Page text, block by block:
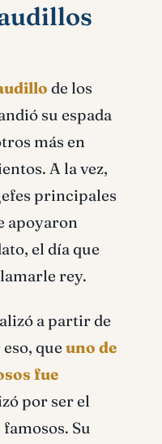
de los
su espada
más en
A la vez,
principales
apoyaron
el día que
rey.
a partir de
que uno de
fue
por ser el
Su